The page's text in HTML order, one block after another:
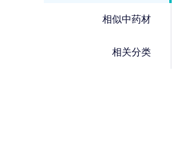
相似中药材
相关分类